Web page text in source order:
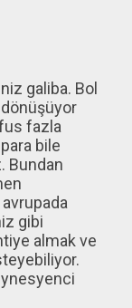
galiba. Bol
fazla
bile
Bundan
gibi
almak ve